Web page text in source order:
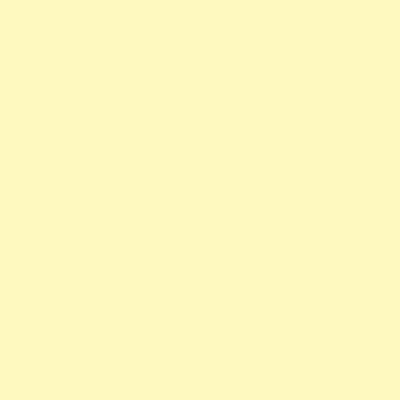
08.1970 - В Софийском соборе (впервые в
08.1970 - В Вологде шли съемки кинофильма
08.1972 - На тепличном комбинате сдана
1366 - По указу великого князя Дмитрия
1386 - Участие вологжан в походе Дмитрия
1436 - Поход князя Василия Косого из
1456 - Поход московских войск на
Ламский окончательно вошли в состав
1486 - Великий князь Иоанн III по взятии
1636 - Пожар деревянной части городских
1656 - Спасо-Прилуцкий монастырь со всех
имеющей до 891 м в окружности, с
меньшего размера. Все башни были покрыты
1686 - Фресковая роспись Софийского
1716 - Учреждение цифирной школы.
1716 - Фресковая роспись летней церкви